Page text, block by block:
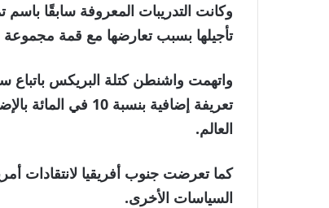
وكانت التدريبات المعروفة سابقًا
تأجيلها بسبب تعارضها مع قمة
واتهمت واشنطن كتلة البريكس باتباع
تعريفة إضافية
العالم.
كما تعرضت جنوب أفريقيا لانتقادات
السياسات الأخرى.